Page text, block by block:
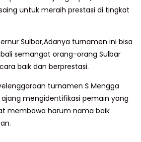
untuk meraih prestasi di tingkat
Sulbar,Adanya turnamen ini bisa
semangat orang-orang Sulbar
baik dan berprestasi.
turnamen S Mengga
mengidentifikasi pemain yang
membawa harum nama baik